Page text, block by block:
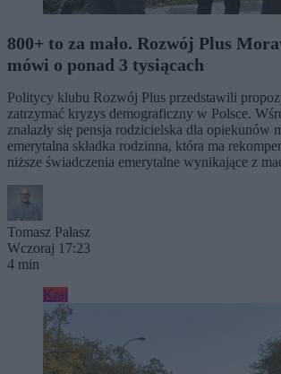
800+ to za mało. Rozwój Plus
mówi o ponad 3 tysiącach
Politycy klubu Rozwój Plus przedstawili
zatrzymać kryzys demograficzny w Polsce.
znalazły się pensja rodzicielska dla opiekunów
emerytalna składka rodzinna, która ma
niższe świadczenia emerytalne wynikające z
Tomasz Pałasz
Wczoraj 17:23
4 min
Kraj